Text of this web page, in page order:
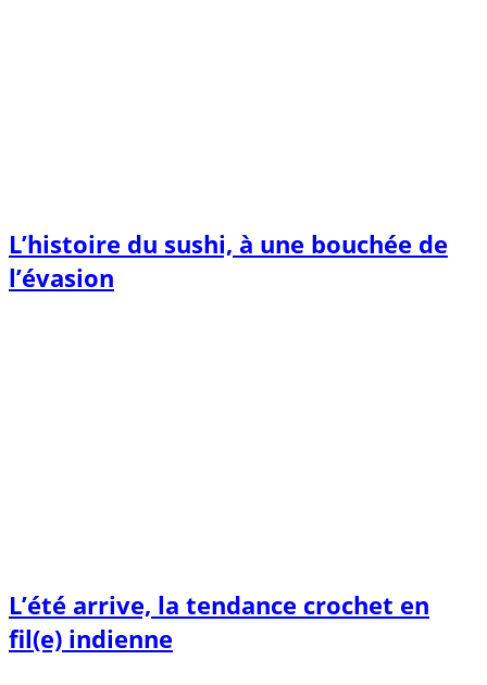
L’histoire du sushi, à une bouchée de
l’évasion
L’été arrive, la tendance crochet en
fil(e) indienne